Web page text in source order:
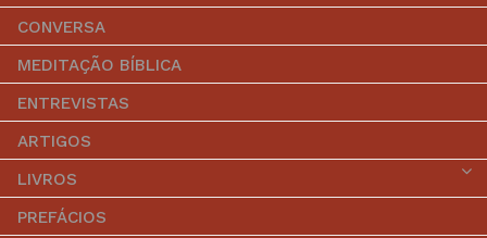
CONVERSA
MEDITAÇÃO BÍBLICA
ENTREVISTAS
ARTIGOS
LIVROS
PREFÁCIOS